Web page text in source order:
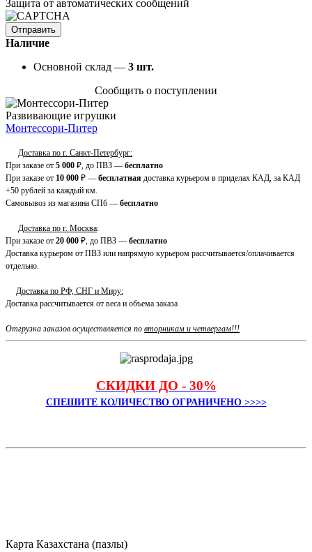
Защита от автоматических сообщений
Наличие
Основной склад — 3 шт.
Сообщить о поступлении
Развивающие игрушки
Монтессори-Питер
Доставка по г. Санкт-Петербург:
При заказе от 5 000 ₽, до ПВЗ — бесплатно
При заказе от 10 000 ₽ — бесплатная доставка курьером в приделах КАД, за КАД
+50 рублей за каждый км.
Самовывоз из магазина СПб — бесплатно
Доставка по г. Москва:
При заказе от 20 000 ₽, до ПВЗ — бесплатно
Доставка курьером от ПВЗ или напрямую курьером рассчитывается/оплачивается
отдельно.
Доставка по РФ, СНГ и Миру:
Доставка рассчитывается от веса и объема заказа
Отгрузка заказов осуществляется по вторникам и четвергам!!!
СКИДКИ ДО - 30%
СПЕШИТЕ КОЛИЧЕСТВО ОГРАНИЧЕНО >>>>
Карта Казахстана (пазлы)